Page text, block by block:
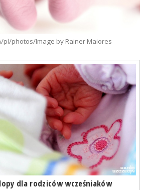
pl/photos/Image by Rainer Maiores
dla rodziców wcześniaków